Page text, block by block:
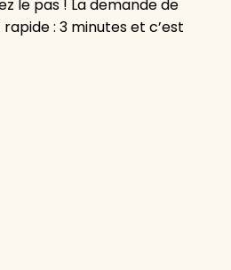
le pas ! La demande de
: 3 minutes et c’est